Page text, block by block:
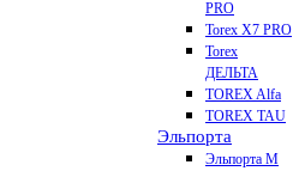
PRO
Torex X7 PRO
Torex
ДЕЛЬТА
TOREX Alfa
TOREX TAU
Эльпорта
Эльпорта M